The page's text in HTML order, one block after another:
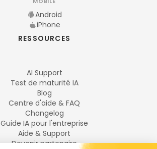
Android
iPhone
RESSOURCES
AI Support
Test de maturité IA
Blog
Centre d'aide & FAQ
Changelog
Guide IA pour l'entreprise
Aide & Support
Devenir partenaire